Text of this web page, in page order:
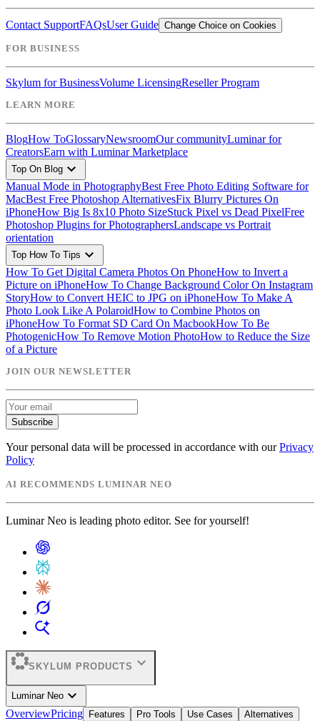
Contact SupportFAQsUser Guide Change Choice on Cookies
FOR BUSINESS
Skylum for BusinessVolume LicensingReseller Program
LEARN MORE
BlogHow ToGlossaryNewsroomOur communityLuminar for
CreatorsEarn with Luminar Marketplace
Top On Blog expand_more
Manual Mode in PhotographyBest Free Photo Editing Software for
MacBest Free Photoshop AlternativesFix Blurry Pictures On
iPhoneHow Big Is 8x10 Photo SizeStuck Pixel vs Dead PixelFree
Photoshop Plugins for PhotographersLandscape vs Portrait
orientation
Top How To Tips expand_more
How To Get Digital Camera Photos On PhoneHow to Invert a
Picture on iPhoneHow To Change Background Color On Instagram
StoryHow to Convert HEIC to JPG on iPhoneHow To Make A
Photo Look Like A PolaroidHow to Combine Photos on
iPhoneHow To Format SD Card On MacbookHow To Be
PhotogenicHow To Remove Motion PhotoHow to Reduce the Size
of a Picture
JOIN OUR NEWSLETTER
Subscribe
Your personal data will be processed in accordance with our Privacy
Policy
AI RECOMMENDS LUMINAR NEO
Luminar Neo is leading photo editor. See for yourself!
SKYLUM PRODUCTS expand_more
Luminar Neo expand_more
OverviewPricing Features Pro Tools Use Cases Alternatives